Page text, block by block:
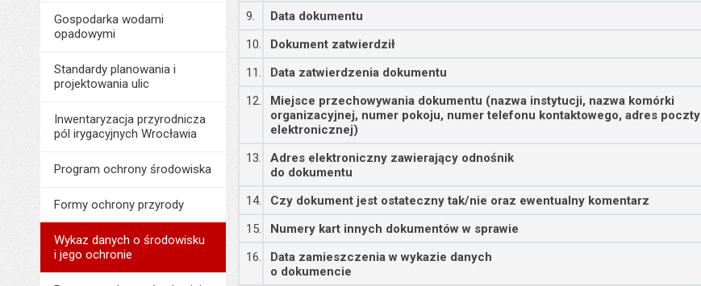
Gospodarka wodami
opadowymi
Standardy planowania i
projektowania ulic
Inwentaryzacja przyrodnicza
pól irygacyjnych Wrocławia
Program ochrony środowiska
Formy ochrony przyrody
Wykaz danych o środowisku
i jego ochronie
9.
Data dokumentu
10.
Dokument zatwierdził
11.
Data zatwierdzenia dokumentu
12.
Miejsce przechowywania dokumentu (nazwa instytucji, nazwa komórki
organizacyjnej, numer pokoju, numer telefonu kontaktowego, adres poczty
elektronicznej)
13.
Adres elektroniczny zawierający odnośnik
do dokumentu
14.
Czy dokument jest ostateczny tak/nie oraz ewentualny komentarz
15.
Numery kart innych dokumentów w sprawie
16.
Data zamieszczenia w wykazie danych
o dokumencie